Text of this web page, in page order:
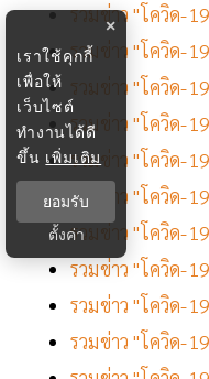
รวมข่าว "โควิด-
รวมข่าว "โควิด-
รวมข่าว "โควิด-
รวมข่าว "โควิด-
รวมข่าว "โควิด-
รวมข่าว "โควิด-
รวมข่าว "โควิด-
รวมข่าว "โควิด-
รวมข่าว "โควิด-
รวมข่าว "โควิด-
×
เราใช้คุกกี้
เพื่อให้
เว็บไซต์
ทำงานได้ดี
ขึ้น เพิ่มเติม
ยอมรับ
ตั้งค่า